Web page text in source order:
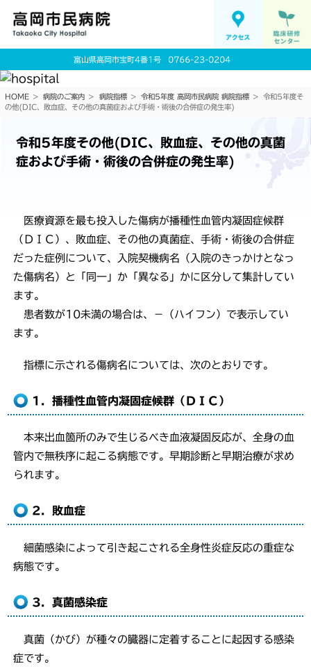
富山県高岡市宝町4番1号 0766-23-0204
HOME 病院のご案内 病院指標 令和5年度 高岡市民病院 病院指標
令和5年度そ
の他(DIC、敗血症、その他の真菌症および手術・術後の合併症の発生率)
令和5年度その他(DIC、敗血症、その他の真菌
症および手術・術後の合併症の発生率)
医療資源を最も投入した傷病が播種性血管内凝固症候群
（ＤＩＣ）、敗血症、その他の真菌症、手術・術後の合併症
だった症例について、入院契機病名（入院のきっかけとなっ
た傷病名）と「同一」か「異なる」かに区分して集計してい
ます。
患者数が10未満の場合は、－（ハイフン）で表示してい
ます。
指標に示される傷病名については、次のとおりです。
1．播種性血管内凝固症候群（ＤＩＣ）
本来出血箇所のみで生じるべき血液凝固反応が、全身の血
管内で無秩序に起こる病態です。早期診断と早期治療が求め
られます。
2．敗血症
細菌感染によって引き起こされる全身性炎症反応の重症な
病態です。
3．真菌感染症
真菌（かび）が種々の臓器に定着することに起因する感染
症です。